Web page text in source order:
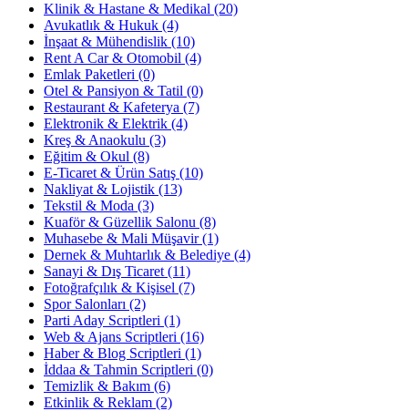
Klinik & Hastane & Medikal (20)
Avukatlık & Hukuk (4)
İnşaat & Mühendislik (10)
Rent A Car & Otomobil (4)
Emlak Paketleri (0)
Otel & Pansiyon & Tatil (0)
Restaurant & Kafeterya (7)
Elektronik & Elektrik (4)
Kreş & Anaokulu (3)
Eğitim & Okul (8)
E-Ticaret & Ürün Satış (10)
Nakliyat & Lojistik (13)
Tekstil & Moda (3)
Kuaför & Güzellik Salonu (8)
Muhasebe & Mali Müşavir(1)
Dernek & Muhtarlık & Belediye (4)
Sanayi & Dış Ticaret(11)
Fotoğrafçılık & Kişisel (7)
Spor Salonları (2)
Parti Aday Scriptleri (1)
Web & Ajans Scriptleri (16)
Haber & Blog Scriptleri (1)
İddaa & Tahmin Scriptleri (0)
Temizlik & Bakım (6)
Etkinlik & Reklam (2)